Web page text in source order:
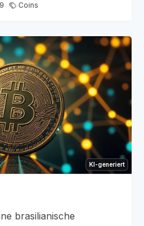
Coins
KI-generiert
brasilianische